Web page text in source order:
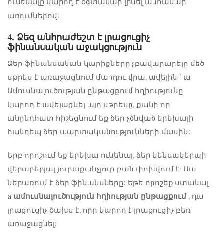
առումներով:
4. Ձեզ անհրաժեշտ է լրացուցիչ
ֆինանսական աջակցություն
Ձեր ֆինանսական կարիքները չբավարարելը մեծ
սթրես է առաջացնում մարդու վրա, ավելին ՝ ա
Ամուսնալուծության ընթացքում հղիությունը
կարող է ավելացնել այդ սթրեսը, քանի որ
անընդհատ հիշեցնում եք ձեր չծնված երեխայի
հանդեպ ձեր պարտականությունների մասին:
Երբ որոշում եք երեխա ունենալ, ձեր կենսակերպի
վերաբերյալ յուրաքանչյուր բան փոխվում է: Սա
ներառում է ձեր ֆինանսները: Եթե ​​որոշեք ստանալ
a ամուսնալուծություն հղիության ընթացքում, դա
լրացուցիչ ծախս է, որը կարող է լրացուցիչ բեռ
առաջացնել: